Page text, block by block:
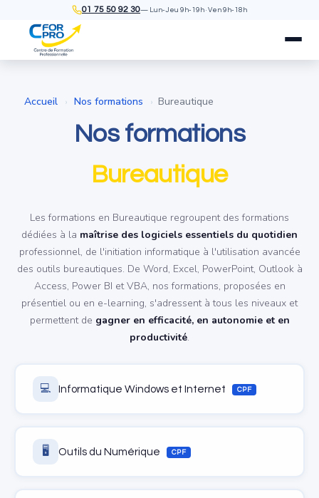
01 75 50 92 30— Lun-Jeu 9h-19h · Ven 9h-18h
Accueil › Nos formations › Bureautique
Nos formations
Bureautique
Les formations en Bureautique regroupent des formations
dédiées à la maîtrise des logiciels essentiels du quotidien
professionnel, de l'initiation informatique à l'utilisation avancée
des outils bureautiques. De Word, Excel, PowerPoint, Outlook à
Access, Power BI et VBA, nos formations, proposées en
présentiel ou en e-learning, s'adressent à tous les niveaux et
permettent de gagner en efficacité, en autonomie et en
productivité.
💻 Informatique Windows et Internet CPF
🖥️ Outils du Numérique CPF